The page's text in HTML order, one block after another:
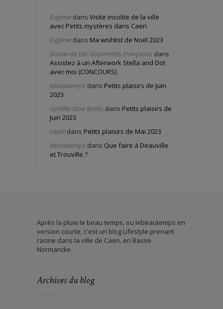
Eugénie dans Visite insolite de la ville
avec Petits mystères dans Caen
Eugénie dans Ma wishlist de Noël 2023
Dorian de Les Gourmettes Françaises dans
Assistez à un Afterwork Stella and Dot
avec moi (CONCOURS)
lebeautemps dans Petits plaisirs de Juin
2023
Ophélie Slow Books dans Petits plaisirs de
Juin 2023
Laadi dans Petits plaisirs de Mai 2023
lebeautemps dans Que faire à Deauville
et Trouville ?
Après la pluie le beau temps, ou lebeautemps en
version courte, c'est un blog Lifestyle prenant
racine dans la ville de Caen, en Basse
Normandie.
Archives du blog